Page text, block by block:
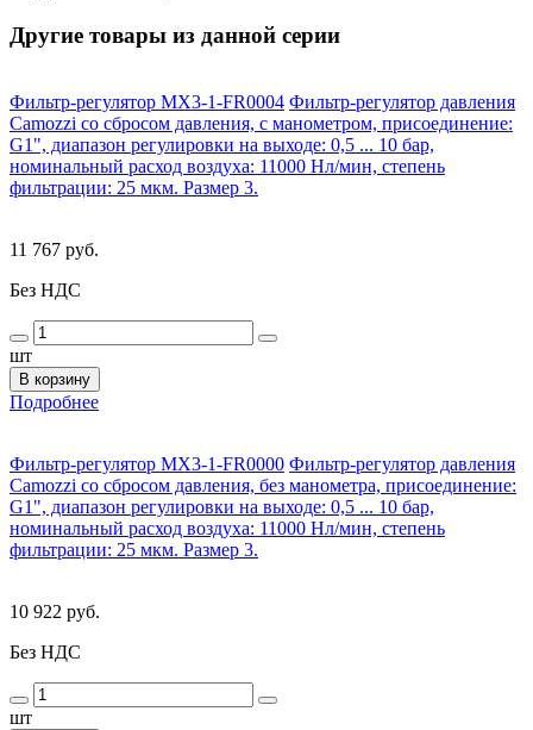
Другие товары из данной серии
Фильтр-регулятор MX3-1-FR0004 Фильтр-регулятор давления
Camozzi со сбросом давления, с манометром, присоединение:
G1", диапазон регулировки на выходе: 0,5 ... 10 бар,
номинальный расход воздуха: 11000 Нл/мин, степень
фильтрации: 25 мкм. Размер 3.
11 767 руб.
Без НДС
шт
В корзину
Подробнее
Фильтр-регулятор MX3-1-FR0000 Фильтр-регулятор давления
Camozzi со сбросом давления, без манометра, присоединение:
G1", диапазон регулировки на выходе: 0,5 ... 10 бар,
номинальный расход воздуха: 11000 Нл/мин, степень
фильтрации: 25 мкм. Размер 3.
10 922 руб.
Без НДС
шт